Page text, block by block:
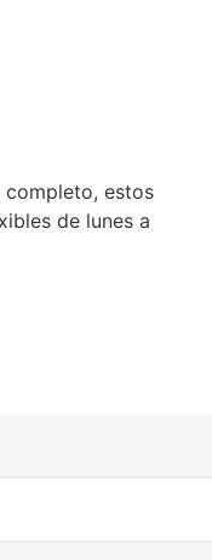
completo, estos
de lunes a